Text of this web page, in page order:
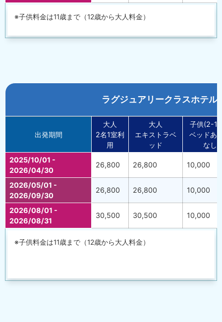
※子供料金は11歳まで（12歳から大人料金）
ラグジュアリークラスホテ
出発期間
大人
2名1室利
用
大人
エキストラベ
ッド
子供(2-
ベッドあ
なし
2025/10/01 -
2026/04/30
26,800 26,800 10,000
2026/05/01 -
2026/09/30
26,800 26,800 10,000
2026/08/01 -
2026/08/31
30,500 30,500 10,000
※子供料金は11歳まで（12歳から大人料金）